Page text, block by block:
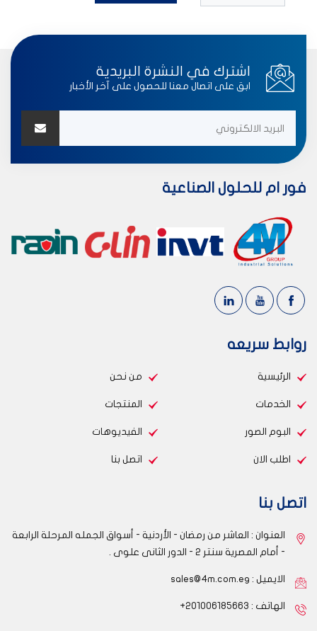
اشترك في النشرة البريدية
ابق على اتصال معنا للحصول على آخر الأخبار
فور ام للحلول الصناعية
روابط سريعه
الرئيسية من نحن
الخدمات المنتجات
البوم الصور الفيديوهات
اطلب الان اتصل بنا
اتصل بنا
العنوان : العاشر من رمضان - الأردنية - أسواق الجمله المرحلة الرابعة
- أمام المصرية سنتر 2 - الدور الثانى علوى .
الايميل : sales@4m.com.eg
الهاتف : 201006185663+